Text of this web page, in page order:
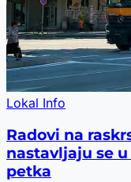
Lokal Info
Radovi na
nastavljaju se
petka